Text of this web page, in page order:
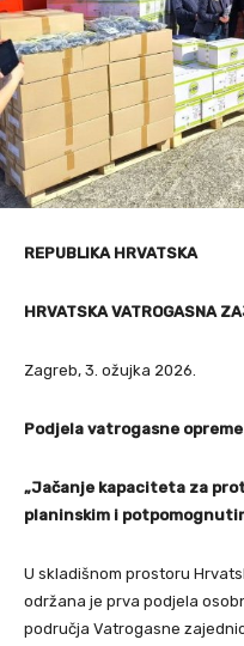
REPUBLIKA HRVATSKA
HRVATSKA VATROGASNA
Zagreb, 3. ožujka 2026.
Podjela vatrogasne
„Jačanje kapaciteta za
planinskim i
U skladišnom prostoru
održana je prva podjela
područja Vatrogasne